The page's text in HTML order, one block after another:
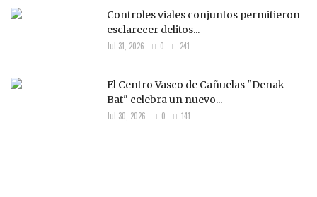
Controles viales conjuntos permitieron
esclarecer delitos...
Jul 31, 2026 0 241
El Centro Vasco de Cañuelas "Denak
Bat" celebra un nuevo...
Jul 30, 2026 0 141